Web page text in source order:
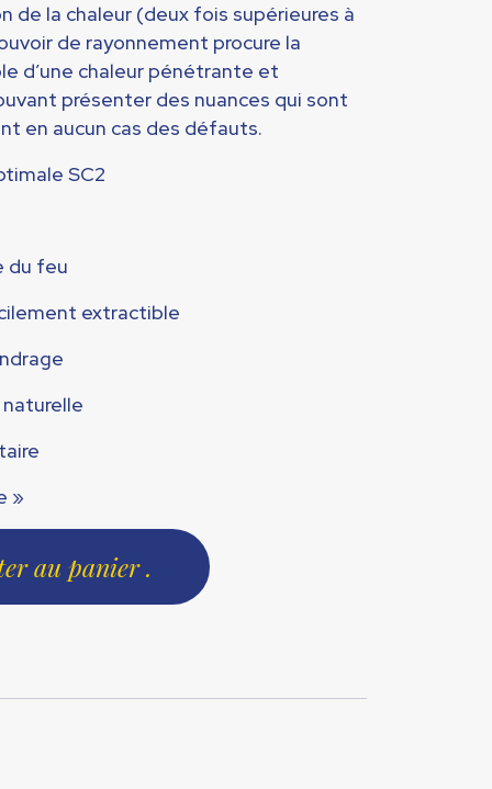
de la chaleur (deux fois supérieures à
de rayonnement procure la
d’une chaleur pénétrante et
présenter des nuances qui sont
en aucun cas des défauts.
SC2
du feu
extractible
»
au panier